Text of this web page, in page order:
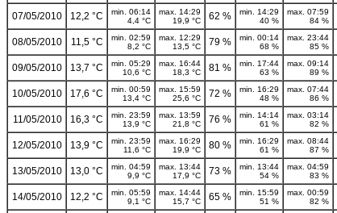
07/05/2010 12,2 °C
min. 06:14
4,4 °C
max. 14:29
19,9 °C
62 %
min. 14:29
40 %
max. 07:59
84 %
08/05/2010 11,5 °C
min. 02:59
8,2 °C
max. 12:29
13,5 °C
79 %
min. 00:14
68 %
max. 23:44
85 %
09/05/2010 13,7 °C
min. 05:29
10,6 °C
max. 16:44
18,3 °C
81 %
min. 17:44
63 %
max. 09:14
89 %
10/05/2010 17,6 °C
min. 00:59
13,4 °C
max. 15:59
25,6 °C
72 %
min. 16:29
48 %
max. 07:44
86 %
11/05/2010 16,3 °C
min. 23:59
13,9 °C
max. 13:59
21,8 °C
76 %
min. 14:14
61 %
max. 03:14
82 %
12/05/2010 13,9 °C
min. 23:59
11,6 °C
max. 16:29
19,9 °C
80 %
min. 16:29
61 %
max. 08:44
87 %
13/05/2010 13,0 °C
min. 04:59
9,9 °C
max. 13:44
17,9 °C
73 %
min. 13:44
54 %
max. 04:59
83 %
14/05/2010 12,2 °C
min. 05:59
9,1 °C
max. 14:44
15,7 °C
65 %
min. 15:59
51 %
max. 00:59
82 %